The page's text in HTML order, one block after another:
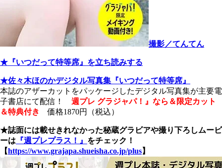
撮影／てんてん
★『いつだって特等席』を立ち読みする
★佐々木ほのかデジタル写真集『いつだって特等席』
本誌のアザーカットをパッケージしたデジタル写真集が主要電
子書店にて配信！ 週プレ グラジャパ！』なら＆限定カット
＆特典付き
価格1870円（税込）
★誌面には載せきれなかった秘蔵グラビアや撮り下ろしムービ
ーは 『週プレプラス！』 をチェック！
【https://www.grajapa.shueisha.co.jp/plus】